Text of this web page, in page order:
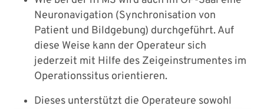
Neuronavigation (Synchronisation von
Patient und Bildgebung) durchgeführt. Auf
diese Weise kann der Operateur sich
jederzeit mit Hilfe des Zeigeinstrumentes im
Operationssitus orientieren.
Dieses unterstützt die Operateure sowohl